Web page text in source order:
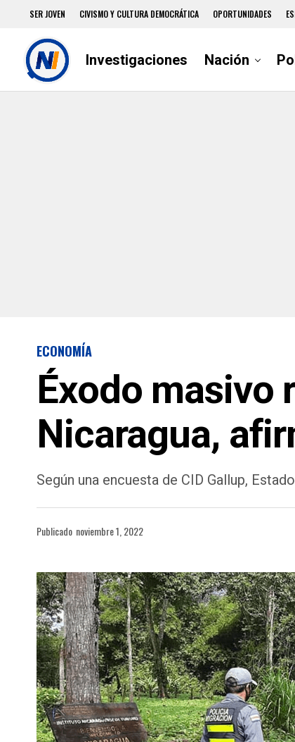
SER JOVEN CIVISMO Y CULTURA DEMOCRÁTICA OPORTUNIDADES
Investigaciones Nación
ECONOMÍA
Éxodo masivo
Nicaragua,
Según una encuesta de CID Gallup,
Publicado noviembre 1, 2022